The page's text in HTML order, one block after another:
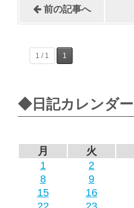
前の記事へ
1 / 1 1
◆日記カレンダー
月
火
1
2
8
9
15
16